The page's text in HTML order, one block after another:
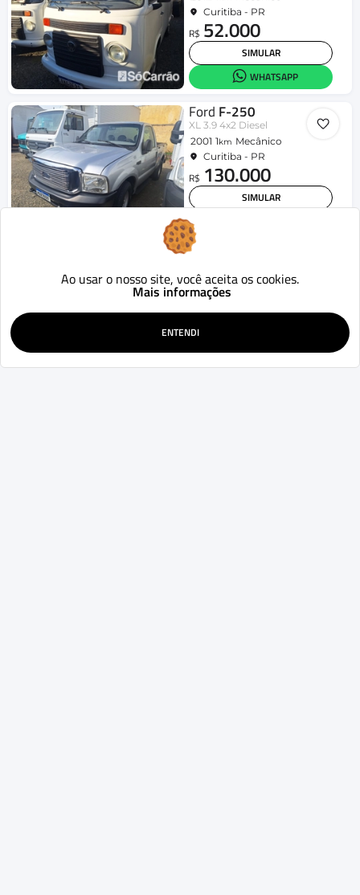
Curitiba - PR
R$ 52.000
SIMULAR
WHATSAPP
Ford F-250
XL 3.9 4x2 Diesel
2001 1km Mecânico
Curitiba - PR
R$ 130.000
SIMULAR
Kia
2008 1km
Aut.
Curitiba - PR
50.000
WHATSAPP
Ao usar o nosso site, você aceita os cookies.
Mais informações
ENTENDI